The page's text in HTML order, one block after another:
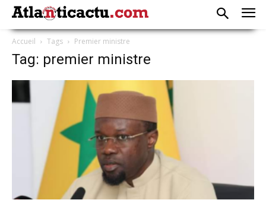
Accueil Tags Premier ministre
Tag: premier ministre